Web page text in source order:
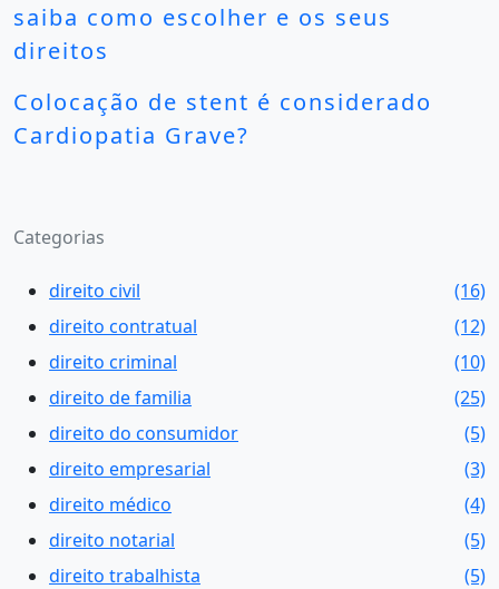
saiba como escolher e os seus
direitos
Colocação de stent é considerado
Cardiopatia Grave?
Categorias
direito civil
(16)
direito contratual
(12)
direito criminal
(10)
direito de familia
(25)
direito do consumidor
(5)
direito empresarial
(3)
direito médico
(4)
direito notarial
(5)
direito trabalhista
(5)